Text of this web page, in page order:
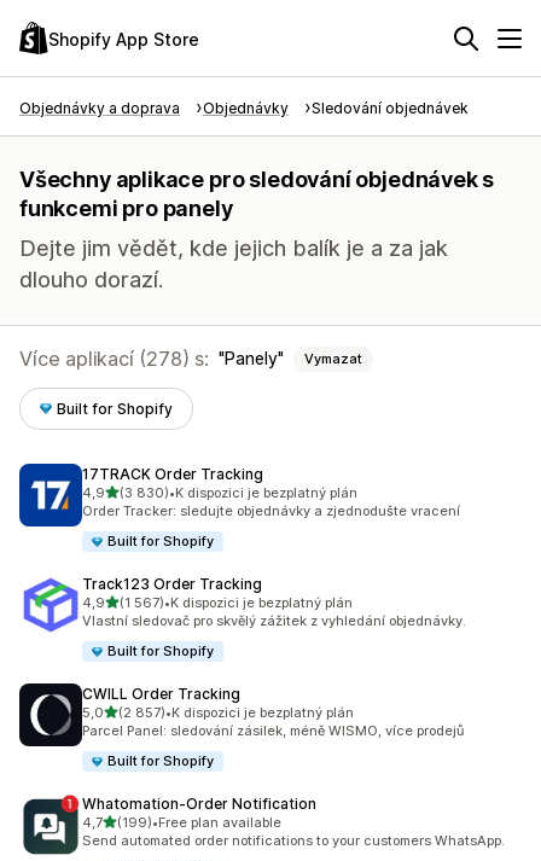
Shopify App Store
Objednávky a doprava Objednávky Sledování objednávek
Všechny aplikace pro sledování objednávek s
funkcemi pro panely
Dejte jim vědět, kde jejich balík je a za jak
dlouho dorazí.
Více aplikací (278) s: Panely Vymazat
Built for Shopify
17TRACK Order Tracking
4,9z 5 hvězd
(3 830)
Celkový počet recenzí: 3830
•K dispozici je bezplatný plán
Order Tracker: sledujte objednávky a zjednodušte vracení
Built for Shopify
Track123 Order Tracking
4,9z 5 hvězd
(1 567)
Celkový počet recenzí: 1567
•K dispozici je bezplatný plán
Vlastní sledovač pro skvělý zážitek z vyhledání objednávky.
Built for Shopify
CWILL Order Tracking
5,0z 5 hvězd
(2 857)
Celkový počet recenzí: 2857
•K dispozici je bezplatný plán
Parcel Panel: sledování zásilek, méně WISMO, více prodejů
Built for Shopify
Whatomation‑Order Notification
4,7z 5 hvězd
(199)
Celkový počet recenzí: 199
•Free plan available
Send automated order notifications to your customers WhatsApp.